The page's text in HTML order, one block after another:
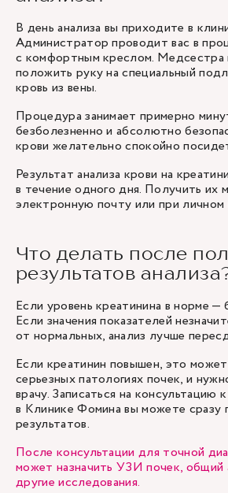
В день анализа вы приходите в
Администратор проводит вас в
с комфортным креслом. Медсестра
положить руку на специальный
кровь из вены.
Процедура занимает примерно
безболезненно и абсолютно
крови желательно спокойно
Результат анализа крови на
в течение одного дня. Получить их
электронную почту или при личном
Что делать после
результатов
Если уровень креатинина в норме —
Если значения показателей
от нормальных, анализ лучше
Если креатинин повышен, это
серьезных патологиях почек, и
врачу. Записаться на консультацию
в Клинике Фомина вы можете сразу
результатов.
После консультации для точной
может назначить УЗИ почек, общий
другие исследования.